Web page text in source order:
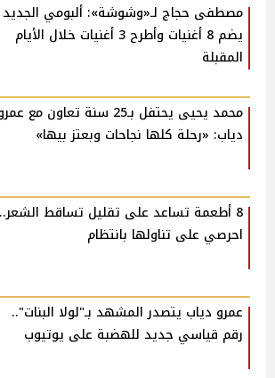
مصطفى حجاج لـ«وشوشة»: ألبومي الجديد
يضم 8 أغنيات وأطرح 3 أغنيات خلال الأيام
المقبلة
محمد يحيى يحتفل بـ25 سنة تعاون مع
دياب: «رحلة كلها نجاحات وبعتز بيها»
8 أطعمة تساعد على تقليل تساقط الشعر..
احرصي على تناولها بانتظام
عمرو دياب يتصدر المشهد بـ"لولا البنات"..
رقم قياسي جديد للهضبة على يوتيوب